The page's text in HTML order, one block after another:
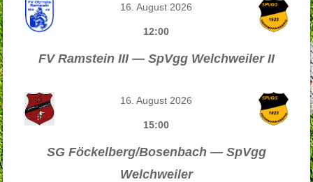
16. August 2026
12:00
FV Ramstein III — SpVgg Welchweiler II
16. August 2026
15:00
SG Föckelberg/Bosenbach — SpVgg
Welchweiler